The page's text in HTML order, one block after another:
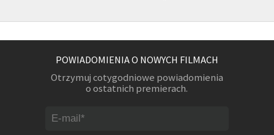
POWIADOMIENIA O NOWYCH FILMACH
Otrzymuj cotygodniowe powiadomienia
o ostatnich premierach.